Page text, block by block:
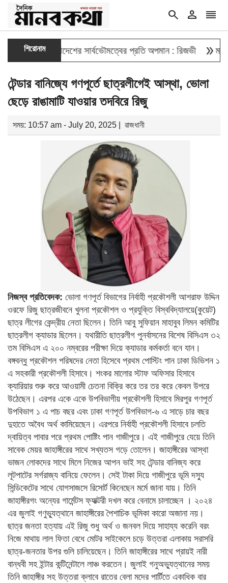
search person reorder
শিরোনাম
দেওয়া বাংলাদেশের সার্বভৌমত্বের প্রতি অপমান : রিজভী double_arrow মাহবুব
টেন্ডার বানিজ্যে গণপূর্তে ছাত্রলীগেই আস্থা, ভোলা
ছেড়ে রাঙামাটি যাওয়ার তদবিরে রিজু
সময়: 10:57 am - July 20, 2025 | রাজধানী
নিজস্ব প্রতিবেদক: ভোলা গণপূর্ত বিভাগের নির্বাহী প্রকৌশলী আশরাফ উদ্দিন
ওরফে রিজু ছাত্রজীবনে খুলনা প্রকৌশল ও প্রযুক্তি বিস্ববিদ্যালয়ে(কুয়েট)
ছাত্র লীগের কেন্দ্রীয় নেতা ছিলেন। তিনি আবু সুফিয়ান মাহাবুব লিমন কমিটির
ছাত্রলীগ ক্যাডার ছিলেন। যথারীতি ছাত্রলীগ পুনর্বাসনের বিশেষ বিসিএস ৩২
তম বিসিএস এ ২০০ নম্বরের পরীক্ষা দিয়ে ক্যাডার কর্মকর্তা বনে যান।
বঙ্গবন্ধু প্রকৌশল পরিষদের নেতা হিসেবে প্রথম পোস্টিং পান ঢাকা ডিভিশন ১
এ সহকারী প্রকৌশলী হিসাবে। শংকর মালোর স্টাফ অফিসার হিসাবে
ক্যারিয়ার শুরু করে আওয়ামী চেতনা বিক্রি করে তর তর করে কেবল উপরে
উঠেছেন। এরপর একে একে উপবিভাগীয় প্রকৌশলী হিসাবে মিরপুর গণপূর্ত
উপবিভাগ ১ এ পাচ বছর এবং ঢাকা গণপূর্ত উপবিভাগ-৬ এ সাড়ে চার বছর
দুহাতে অবৈধ অর্থ কামিয়েছেন। এরপরে নির্বাহী প্রকৌশলী হিসাবে চলতি
দ্বায়িত্ব পাবার পরে প্রথম পোষ্টিং পান গাজীপুরে। এই গাজীপুরে যেয়ে তিনি
সাবেক মেয়র জাহাঙ্গীরের সাথে সখ্যতস গড়ে তোলেন। জাহাঙ্গীরের আস্থা
ভাজন লোকদের সাথে মিলে নিজের আপন ভাই সহ টেন্ডার বানিজ্য করে
লূটপাটের সর্গরাজ্য বানিয়ে ফেলেন। সেই টাকা দিয়ে গাজীপুরে ভূমি দস্যু
সিন্ডিকেটের সাথে যোগসাজসে রিসোর্ট কিনেছেন মর্মে জানা যায়। তিনি
জাহাঙ্গীরগং অন্যের গার্মেন্টস ফ্যাক্টরী দখল করে বেনামে চালাচ্ছেন । ২০২৪
এর জুলাই গণুভ্যুত্থানে জাহাঙ্গীরের পৈশাচিক ভূমিকা কারো অজানা নয়।
ছাত্র জনতা হত্যায় এই রিজু শুধু অর্থ ও জনবল দিয়ে সাহায্য করেনি বরং
নিজে মাথায় লাল ফিতা বেধে মোটর সাইকেলে চড়ে উত্তরা এলাকায় সরাসরি
ছাত্র-জনতার উপর গুলি চালিয়েছেন। তিনি জাহাঙ্গীরের সাথে প্রায়ই নারী
বান্ধবী সহ ইন্টার কন্টিনেন্টালে লাঞ্চ করতেন। জুলাই গনুঅভ্যুত্থানের সময়
তিনি জাহাঙ্গীর সহ উত্তরা ক্লাবে রাতের বেলা মদের পার্টিতে একাধিক বার